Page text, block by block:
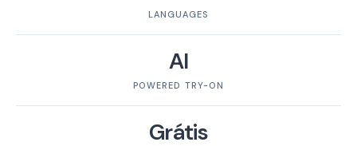
LANGUAGES
AI
POWERED TRY-ON
Grátis